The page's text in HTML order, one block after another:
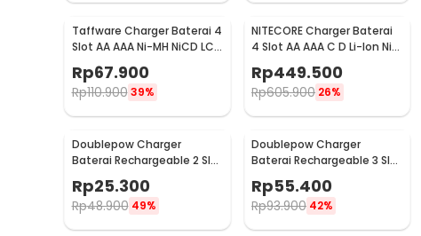
Taffware Charger Baterai 4
Slot AA AAA Ni-MH NiCD LCD
Display - C903W
Rp67.900
Rp110.900 39%
NITECORE Charger Baterai
4 Slot AA AAA C D Li-Ion Ni-
Rp449.500
Rp605.900 26%
Doublepow Charger
Baterai Rechargeable 2 Slot
AA AAA with AA 2 PCS - DP-
B01 800
Rp25.300
Rp48.900 49%
Doublepow Charger
Baterai Rechargeable 3 Slot
DP-B33
Rp55.400
Rp93.900 42%